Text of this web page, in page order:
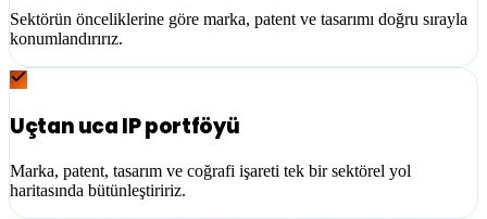
Sektörün önceliklerine göre marka, patent ve tasarımı doğru sırayla
konumlandırırız.
Uçtan uca IP portföyü
Marka, patent, tasarım ve coğrafi işareti tek bir sektörel yol
haritasında bütünleştiririz.